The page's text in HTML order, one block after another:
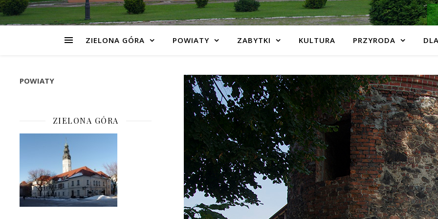
ZIELONA GÓRA POWIATY ZABYTKI KULTURA PRZYRODA
POWIATY
ZIELONA GÓRA